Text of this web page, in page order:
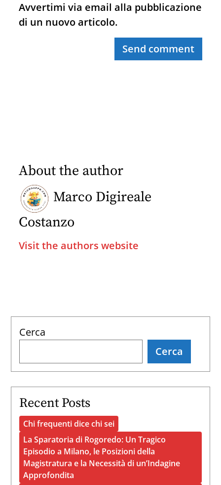
Avvertimi via email alla pubblicazione
di un nuovo articolo.
Send comment
About the author
Marco Digireale
Costanzo
Visit the authors website
Cerca
Cerca
Recent Posts
Chi frequenti dice chi sei
La Sparatoria di Rogoredo: Un Tragico
Episodio a Milano, le Posizioni della
Magistratura e la Necessità di un’Indagine
Approfondita